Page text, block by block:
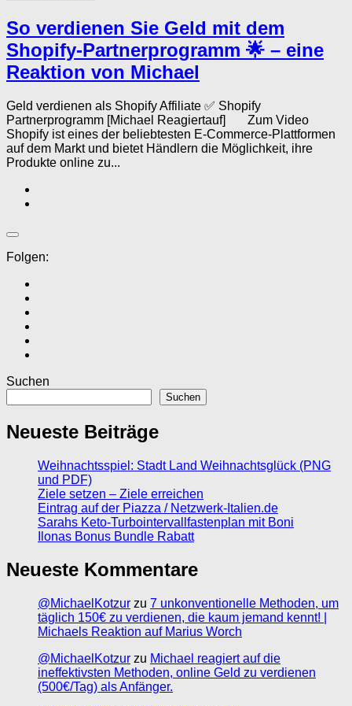
So verdienen Sie Geld mit dem
Shopify-Partnerprogramm 🌟 – eine
Reaktion von Michael
Geld verdienen als Shopify Affiliate ✅ Shopify
Partnerprogramm [Michael Reagiertauf] Zum Video
Shopify ist eines der beliebtesten E-Commerce-Plattformen
auf dem Markt und bietet Händlern die Möglichkeit, ihre
Produkte online zu...
Folgen:
Suchen
Suchen
Neueste Beiträge
Weihnachtsspiel: Stadt Land Weihnachtsglück (PNG
und PDF)
Ziele setzen – Ziele erreichen
Eintrag auf der Piazza / Netzwerk-Italien.de
Sarahs Keto-Turbointervallfastenplan mit Boni
Ilonas Bonus Bundle Rabatt
Neueste Kommentare
@MichaelKotzur zu 7 unkonventionelle Methoden, um
täglich 150€ zu verdienen, die kaum jemand kennt! |
Michaels Reaktion auf Marius Worch
@MichaelKotzur zu Michael reagiert auf die
ineffektivsten Methoden, online Geld zu verdienen
(500€/Tag) als Anfänger.